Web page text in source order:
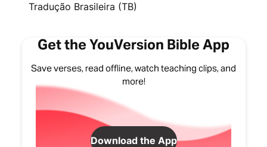
Tradução Brasileira (TB)
Get the YouVersion Bible App
Save verses, read offline, watch teaching clips, and
more!
Download the App